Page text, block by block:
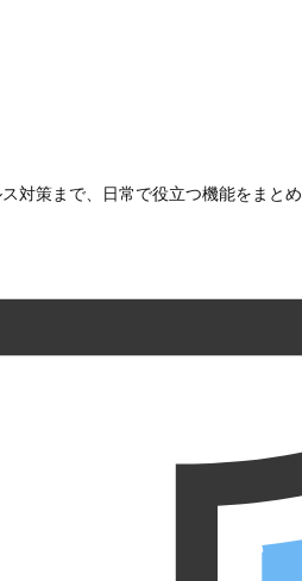
対策まで、日常で役立つ機能をまと